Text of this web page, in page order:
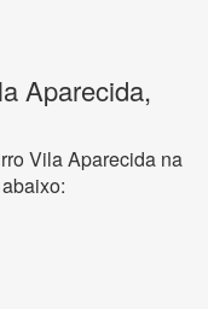
Aparecida,
Vila Aparecida na